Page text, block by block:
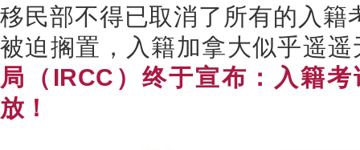
移民部不得已取消了所有的入
被迫搁置，入籍加拿大似乎遥遥
局（ IRCC ）终于宣布：入籍
放！